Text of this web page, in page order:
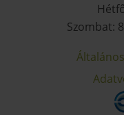
Szombat: